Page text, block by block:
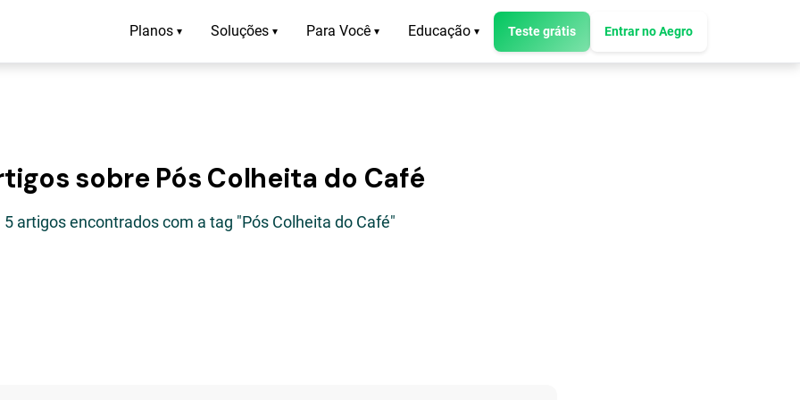
Planos ▾ Soluções ▾ Para Você ▾ Educação ▾ Teste grátis Entrar no Aegro
sobre Pós Colheita do Café
5 artigos encontrados com a tag "Pós Colheita do Café"